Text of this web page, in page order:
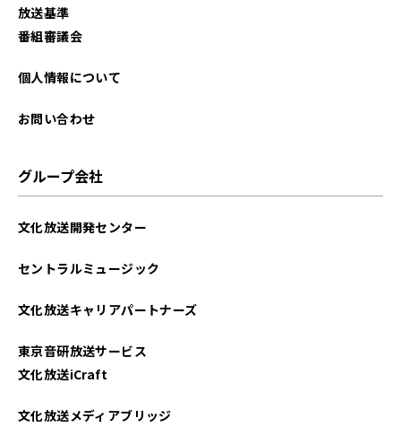
放送基準
番組審議会
個人情報について
お問い合わせ
グループ会社
文化放送開発センター
セントラルミュージック
文化放送キャリアパートナーズ
東京音研放送サービス
文化放送iCraft
文化放送メディアブリッジ